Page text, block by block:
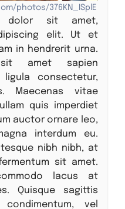
photos/376KN_ISplE
dolor sit amet,
elit. Ut et
in hendrerit urna.
sit amet sapien
consectetur,
Maecenas vitae
quis imperdiet
auctor ornare leo,
interdum eu.
nibh nibh, at
sit amet.
lacus at
Quisque sagittis
vel